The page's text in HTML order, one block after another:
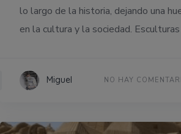
lo largo de la historia, dejando una
en la cultura y la sociedad.
Miguel NO HAY